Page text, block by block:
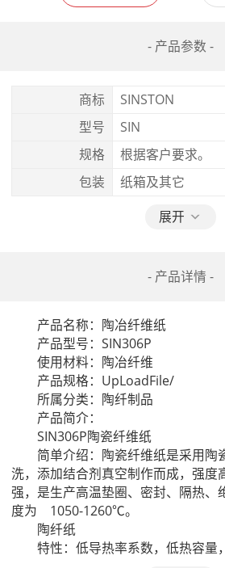
- 产品参数 -
商标
SINSTON
型号
SIN
规格
根据客户要求。
包装
纸箱及其它
展开
- 产品详情 -
产品名称：陶冶纤维纸
产品型号：SIN306P
使用材料：陶冶纤维
产品规格：UpLoadFile/
所属分类：陶纤制品
产品简介：
SIN306P陶瓷纤维纸
简单介绍：陶瓷纤维纸是采用陶
洗，添加结合剂真空制作而成，强度
强，是生产高温垫圈、密封、隔热、
度为　1050-1260℃。
陶纤纸
特性：低导热率系数，低热容量